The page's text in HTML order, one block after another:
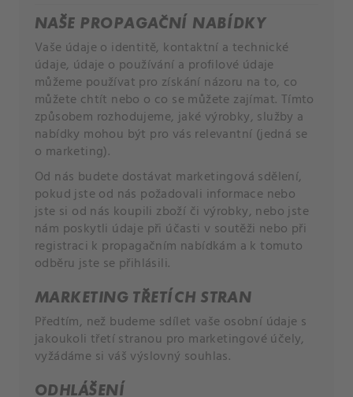
NAŠE PROPAGAČNÍ NABÍDKY
Vaše údaje o identitě, kontaktní a technické
údaje, údaje o používání a profilové údaje
můžeme používat pro získání názoru na to, co
můžete chtít nebo o co se můžete zajímat. Tímto
způsobem rozhodujeme, jaké výrobky, služby a
nabídky mohou být pro vás relevantní (jedná se
o marketing).
Od nás budete dostávat marketingová sdělení,
pokud jste od nás požadovali informace nebo
jste si od nás koupili zboží či výrobky, nebo jste
nám poskytli údaje při účasti v soutěži nebo při
registraci k propagačním nabídkám a k tomuto
odběru jste se přihlásili.
MARKETING TŘETÍCH STRAN
Předtím, než budeme sdílet vaše osobní údaje s
jakoukoli třetí stranou pro marketingové účely,
vyžádáme si váš výslovný souhlas.
ODHLÁŠENÍ